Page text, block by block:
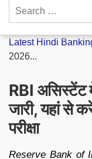
Search
Latest Hindi
2026...
RBI असिस्टेंट
जारी, यहां से
परीक्षा
Reserve Bank of